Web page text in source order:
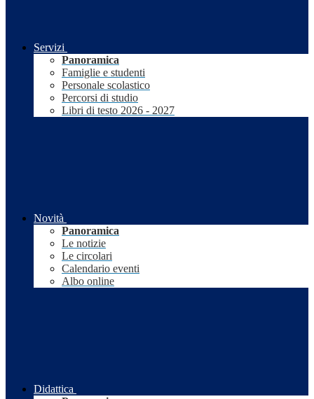
Servizi
Panoramica
Famiglie e studenti
Personale scolastico
Percorsi di studio
Libri di testo 2026 - 2027
Novità
Panoramica
Le notizie
Le circolari
Calendario eventi
Albo online
Didattica